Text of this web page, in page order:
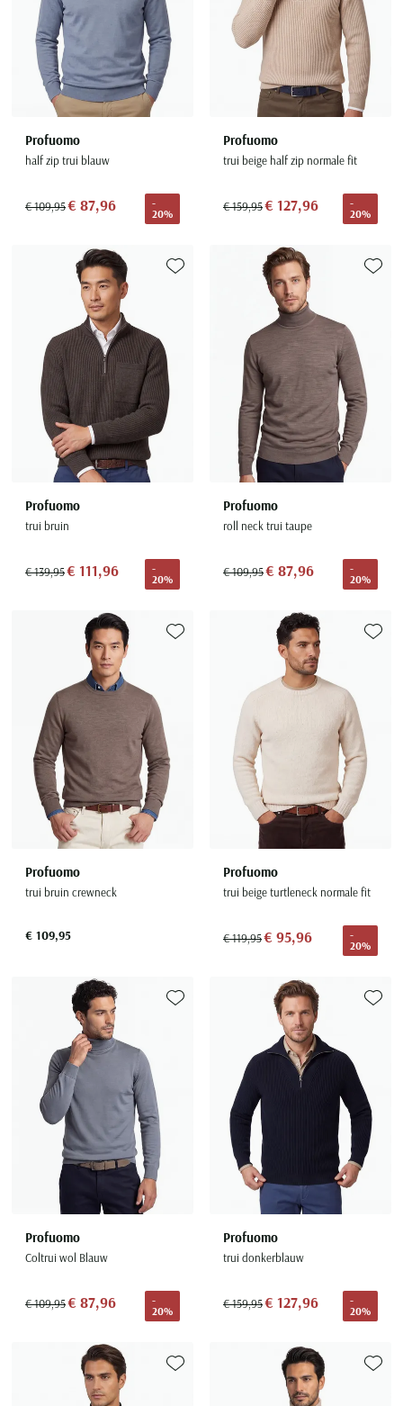
Profuomo
half zip trui blauw
€ 109,95€ 87,96
-
20%
Profuomo
trui beige half zip normale fit
€ 159,95€ 127,96
-
20%
Profuomo
trui bruin
€ 139,95€ 111,96
-
20%
Toevoegen aan favorieten
Profuomo
roll neck trui taupe
€ 109,95€ 87,96
-
20%
Profuomo
trui bruin crewneck
€ 109,95
Toevoegen aan favorieten
Profuomo
trui beige turtleneck normale fit
€ 119,95€ 95,96
-
20%
Profuomo
Coltrui wol Blauw
€ 109,95€ 87,96
-
20%
Toevoegen aan favorieten
Profuomo
trui donkerblauw
€ 159,95€ 127,96
-
20%
Toevoegen aan favorieten